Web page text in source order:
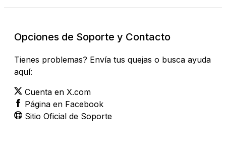
Opciones de Soporte y Contacto
Tienes problemas? Envía tus quejas o busca ayuda
aquí:
Cuenta en X.com
Página en Facebook
Sitio Oficial de Soporte